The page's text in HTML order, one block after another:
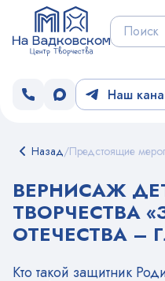
Наш
Назад/Предстоящие
ВЕРНИСАЖ
ТВОРЧЕСТВА
ОТЕЧЕСТВА –
Кто такой защитник